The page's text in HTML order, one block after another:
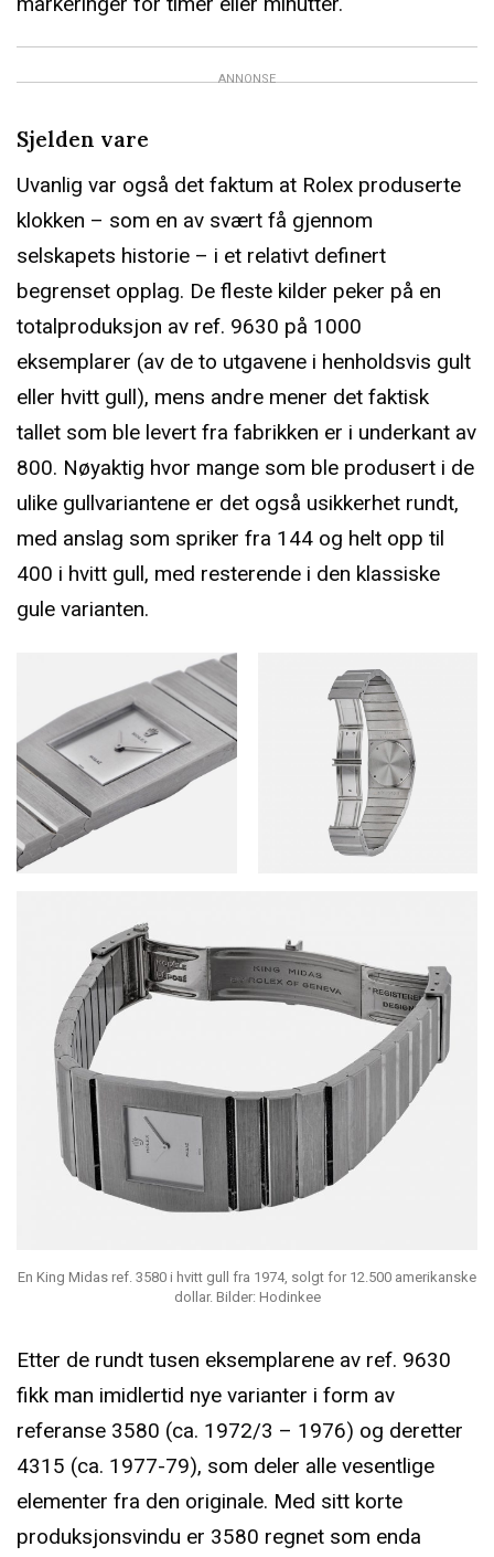
ANNONSE
Sjelden vare
Uvanlig var også det faktum at Rolex produserte
klokken – som en av svært få gjennom
selskapets historie – i et relativt definert
begrenset opplag. De fleste kilder peker på en
totalproduksjon av ref. 9630 på 1000
eksemplarer (av de to utgavene i henholdsvis gult
eller hvitt gull), mens andre mener det faktisk
tallet som ble levert fra fabrikken er i underkant av
800. Nøyaktig hvor mange som ble produsert i de
ulike gullvariantene er det også usikkerhet rundt,
med anslag som spriker fra 144 og helt opp til
400 i hvitt gull, med resterende i den klassiske
gule varianten.
En King Midas ref. 3580 i hvitt gull fra 1974, solgt for 12.500 amerikanske
dollar. Bilder: Hodinkee
Etter de rundt tusen eksemplarene av ref. 9630
fikk man imidlertid nye varianter i form av
referanse 3580 (ca. 1972/3 – 1976) og deretter
4315 (ca. 1977-79), som deler alle vesentlige
elementer fra den originale. Med sitt korte
produksjonsvindu er 3580 regnet som enda